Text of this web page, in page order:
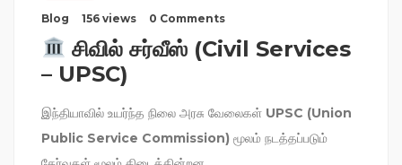
Blog 156 views 0 Comments
சிவில் சர்வீஸ் (Civil Services
– UPSC)
இந்தியாவில் உயர்ந்த நிலை அரசு வேலைகள் UPSC (Union
Public Service Commission) மூலம் நடத்தப்படும்